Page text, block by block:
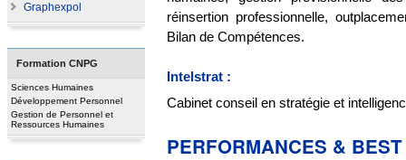
Graphexpol
Formation CNPG
Sciences Humaines
Développement Personnel
Gestion de Personnel et
Ressources Humaines
réinsertion professionnelle,
Bilan de Compétences.
Intelstrat :
Cabinet conseil en stratégie et
PERFORMANCES &